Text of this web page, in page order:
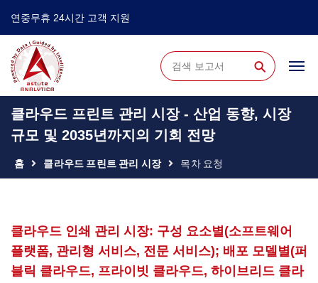
연중무휴 24시간 고객 지원
⚲
클라우드 프린트 관리 시장 - 산업 동향, 시장
규모 및 2035년까지의 기회 전망
홈 클라우드 프린트 관리 시장 목차 요청
클라우드 인쇄 관리 시장: 구성 요소별(소프트웨어
플랫폼, 관리형 서비스, 전문 서비스); 배포 모델별(퍼
블릭 클라우드, 프라이빗 클라우드, 하이브리드 클라